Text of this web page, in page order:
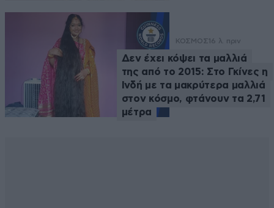
ΚΟΣΜΟΣ 16 λ. πριν
Δεν έχει κόψει τα μαλλιά
της από το 2015: Στο Γκίνες η
Ινδή με τα μακρύτερα μαλλιά
στον κόσμο, φτάνουν τα 2,71
μέτρα